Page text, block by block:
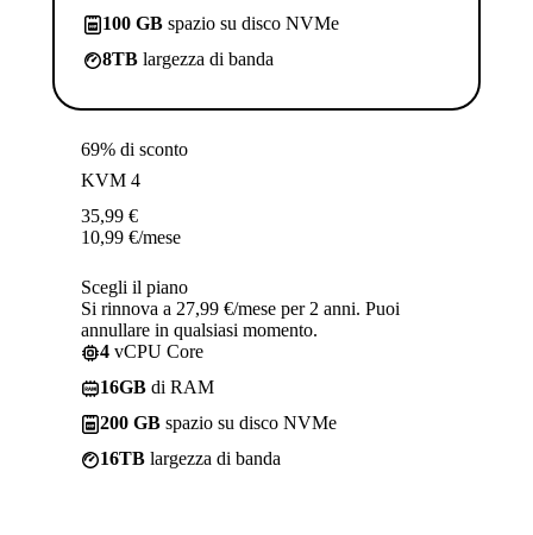
100 GB spazio su disco NVMe
8TB largezza di banda
69% di sconto
KVM 4
35,99 €
10,99 €/mese
Scegli il piano
Si rinnova a 27,99 €/mese per 2 anni. Puoi
annullare in qualsiasi momento.
4 vCPU Core
16GB di RAM
200 GB spazio su disco NVMe
16TB largezza di banda